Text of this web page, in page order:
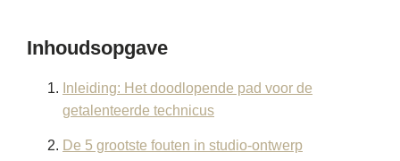
Inhoudsopgave
Inleiding: Het doodlopende pad voor de
getalenteerde technicus
De 5 grootste fouten in studio-ontwerp